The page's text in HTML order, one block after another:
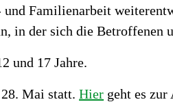
und Familienarbeit
in der sich die Betroffenen
und 17 Jahre.
28. Mai statt.Hier geht es zur